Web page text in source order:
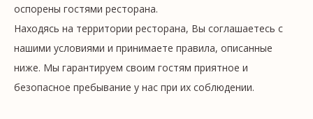
оспорены гостями ресторана.
Находясь на территории ресторана, Вы соглашаетесь с
нашими условиями и принимаете правила, описанные
ниже. Мы гарантируем своим гостям приятное и
безопасное пребывание у нас при их соблюдении.